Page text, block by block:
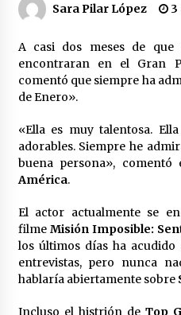
en Mérida;
3 semanas
3 semanas
CNTE anuncia paso gratuito en
2 meses atrás
Laura Itzel
las Mujeres,
2 meses
Sara Pilar López 3
A casi dos meses de que
encontraran en el Gran
comentó que siempre ha
de Enero».
«Ella es muy talentosa.
adorables. Siempre he
buena persona»,
América.
El actor actualmente se
filmeMisión Imposible:
los últimos días ha
entrevistas, pero nunca
hablaría abiertamente sobre
Incluso el histrión de Top